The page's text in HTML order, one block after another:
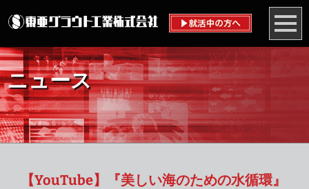
ニュース
【YouTube】『美しい海のための水循環』